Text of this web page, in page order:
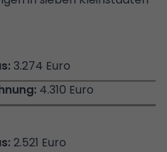
3.274 Euro
4.310 Euro
2.521 Euro